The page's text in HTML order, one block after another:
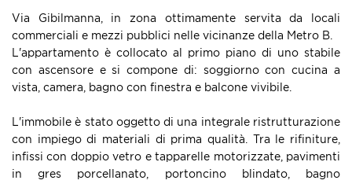
Via Gibilmanna, in zona ottimamente servita da locali
commerciali e mezzi pubblici nelle vicinanze della Metro B.
L'appartamento è collocato al primo piano di uno stabile
con ascensore e si compone di: soggiorno con cucina a
vista, camera, bagno con finestra e balcone vivibile.
L'immobile è stato oggetto di una integrale ristrutturazione
con impiego di materiali di prima qualità. Tra le rifiniture,
infissi con doppio vetro e tapparelle motorizzate, pavimenti
in gres porcellanato, portoncino blindato, bagno